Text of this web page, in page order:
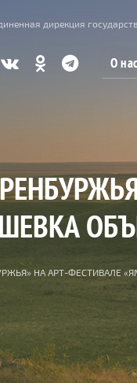
дирекция
О нас
НА АРТ-ФЕСТИВАЛЕ